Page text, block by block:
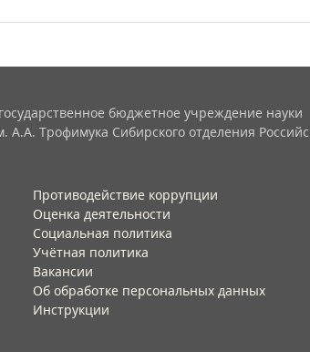
бюджетное учреждение науки
А.А. Трофимука Сибирского отделения
Противодействие коррупции
Оценка деятельности
Социальная политика
Учётная политика​
Вакансии​
Об обработке персональных данных​
Инструкции​